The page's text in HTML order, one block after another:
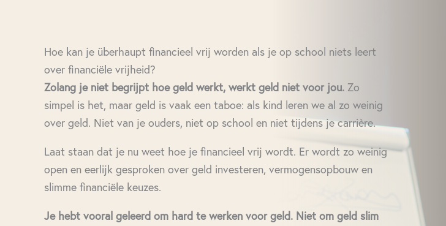
Hoe kan je überhaupt financieel vrij worden als je op school niets leert
over financiële vrijheid?
Zolang je niet begrijpt hoe geld werkt, werkt geld niet voor jou. Zo
simpel is het, maar geld is vaak een taboe: als kind leren we al zo weinig
over geld. Niet van je ouders, niet op school en niet tijdens je carrière.
Laat staan dat je nu weet hoe je financieel vrij wordt. Er wordt zo weinig
open en eerlijk gesproken over geld investeren, vermogensopbouw en
slimme financiële keuzes.
Je hebt vooral geleerd om hard te werken voor geld. Niet om geld slim